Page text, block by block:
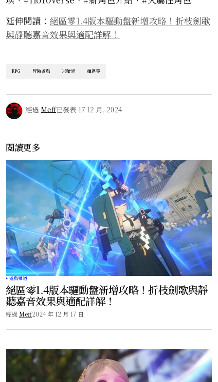
延伸閱讀： 絕區零1.4版本驅動盤新增攻略！折枝劍歌
與靜聽嘉音效果與適配詳解！
RPG 冒險遊戲 米哈遊 絕區零
經過 Meff已發表 17 12 月, 2024
閱讀更多
遊戲頻道
絕區零1.4版本驅動盤新增攻略！折枝劍歌與靜
聽嘉音效果與適配詳解！
經過 Meff2024 年 12 月 17 日